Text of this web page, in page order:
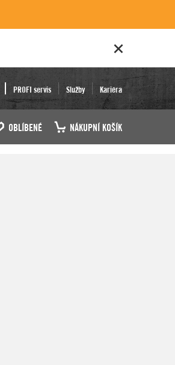
PROFI servis Služby Kariéra
OBLÍBENÉ NÁKUPNÍ KOŠÍK